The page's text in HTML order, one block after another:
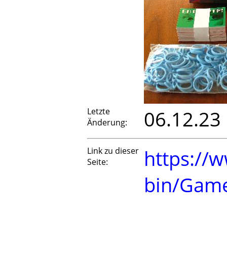
Letzte
Änderung:
06.12.23
Link zu dieser
Seite:
https://
bin/